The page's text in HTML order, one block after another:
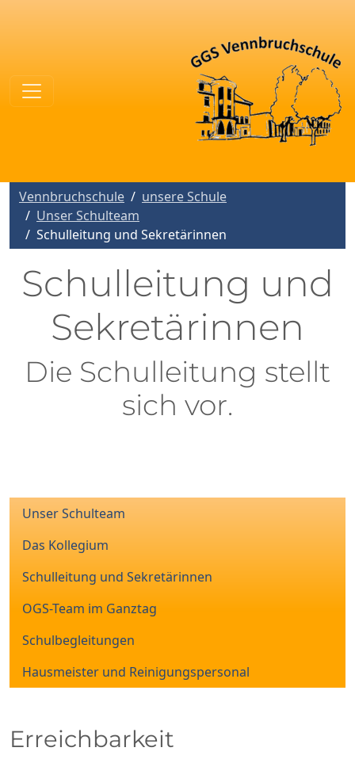
Vennbruchschule
unsere Schule
Unser Schulteam
Schulleitung und Sekretärinnen
Schulleitung und
Sekretärinnen
Die Schulleitung stellt
sich vor.
Unser Schulteam
Das Kollegium
Schulleitung und Sekretärinnen
OGS-Team im Ganztag
Schulbegleitungen
Hausmeister und Reinigungspersonal
Erreichbarkeit